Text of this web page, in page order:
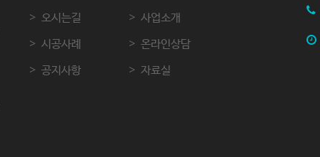
오시는길
사업소개
시공사례
온라인상담
공지사항
자료실